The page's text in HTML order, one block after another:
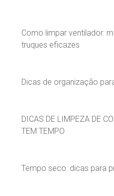
Como limpar ventilador:
truques eficazes
Dicas de organização
DICAS DE LIMPEZA DE
TEM TEMPO
Tempo seco: dicas para